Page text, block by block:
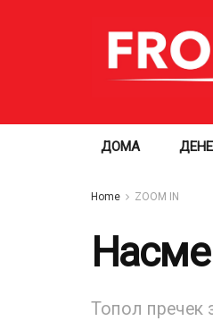
ДОМА
Home ZOOM IN
Топол пречек